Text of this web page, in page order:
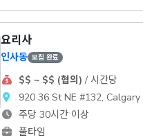
요리사
인사동 모집 완료
$$ ~ $$ (협의) / 시간당
920 36 St NE #132, Calgary
주당 30시간 이상
풀타임